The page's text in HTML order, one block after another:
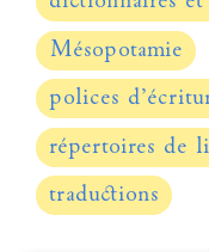
Mésopotamie
polices
répertoires de
traductions